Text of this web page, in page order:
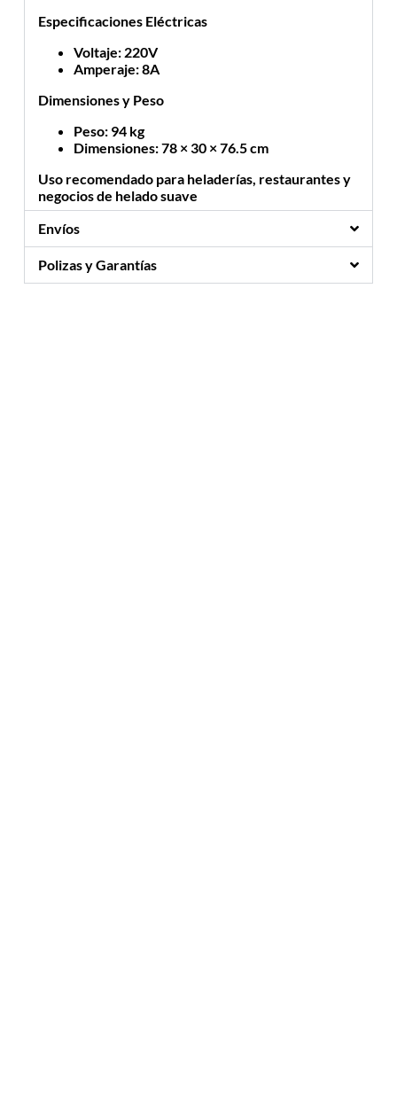
Especificaciones Eléctricas
Voltaje: 220V
Amperaje: 8A
Dimensiones y Peso
Peso: 94 kg
Dimensiones: 78 × 30 × 76.5 cm
Uso recomendado para heladerías, restaurantes y
negocios de helado suave
Envíos
Polizas y Garantías